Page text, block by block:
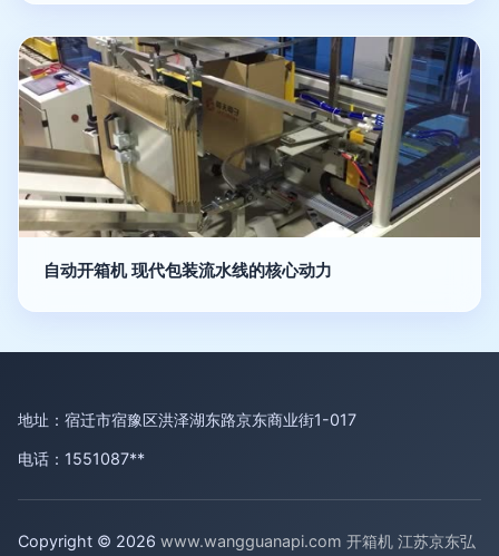
自动开箱机 现代包装流水线的核心动力
地址：宿迁市宿豫区洪泽湖东路京东商业街1-017
电话：1551087**
Copyright © 2026 www.wangguanapi.com 开箱机 江苏京东弘